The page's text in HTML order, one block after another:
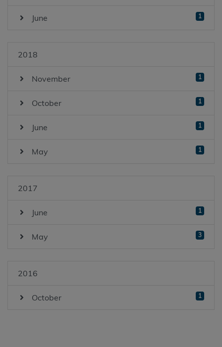
June 1
2018
November 1
October 1
June 1
May 1
2017
June 1
May 3
2016
October 1